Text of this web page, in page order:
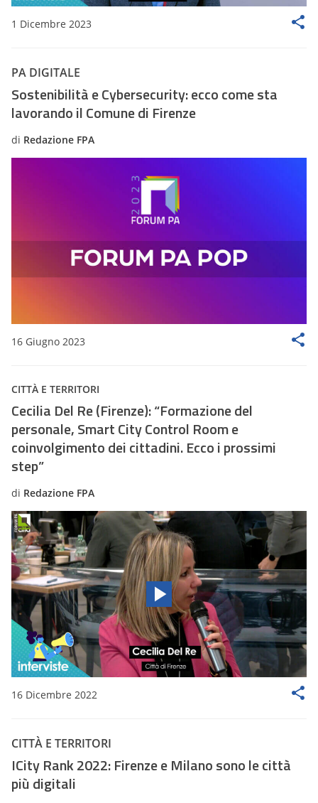
1 Dicembre 2023
PA DIGITALE
Sostenibilità e Cybersecurity: ecco come sta
lavorando il Comune di Firenze
di Redazione FPA
16 Giugno 2023
CITTÀ E TERRITORI
Cecilia Del Re (Firenze): “Formazione del
personale, Smart City Control Room e
coinvolgimento dei cittadini. Ecco i prossimi
step”
di Redazione FPA
16 Dicembre 2022
CITTÀ E TERRITORI
ICity Rank 2022: Firenze e Milano sono le città
più digitali